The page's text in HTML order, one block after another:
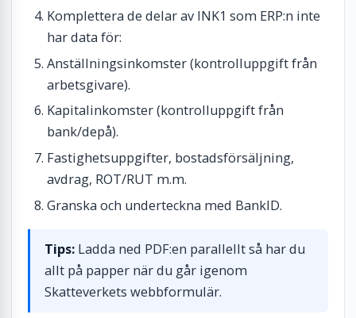
Komplettera de delar av INK1 som ERP:n inte
har data för:
Anställningsinkomster (kontrolluppgift från
arbetsgivare).
Kapitalinkomster (kontrolluppgift från
bank/depå).
Fastighetsuppgifter, bostadsförsäljning,
avdrag, ROT/RUT m.m.
Granska och underteckna med BankID.
Tips:Ladda ned PDF:en parallellt så har du
allt på papper när du går igenom
Skatteverkets webbformulär.